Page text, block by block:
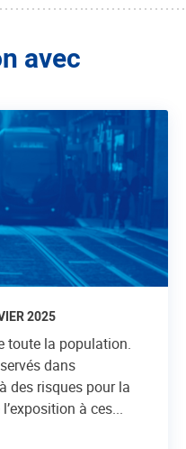
avec
2025
toute la population.
dans
des risques pour la
à ces...